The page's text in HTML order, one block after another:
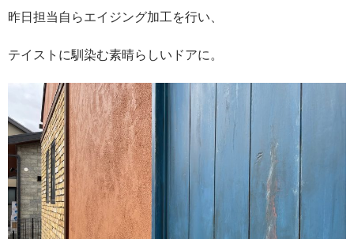
昨日担当自らエイジング加工を行い、
テイストに馴染む素晴らしいドアに。